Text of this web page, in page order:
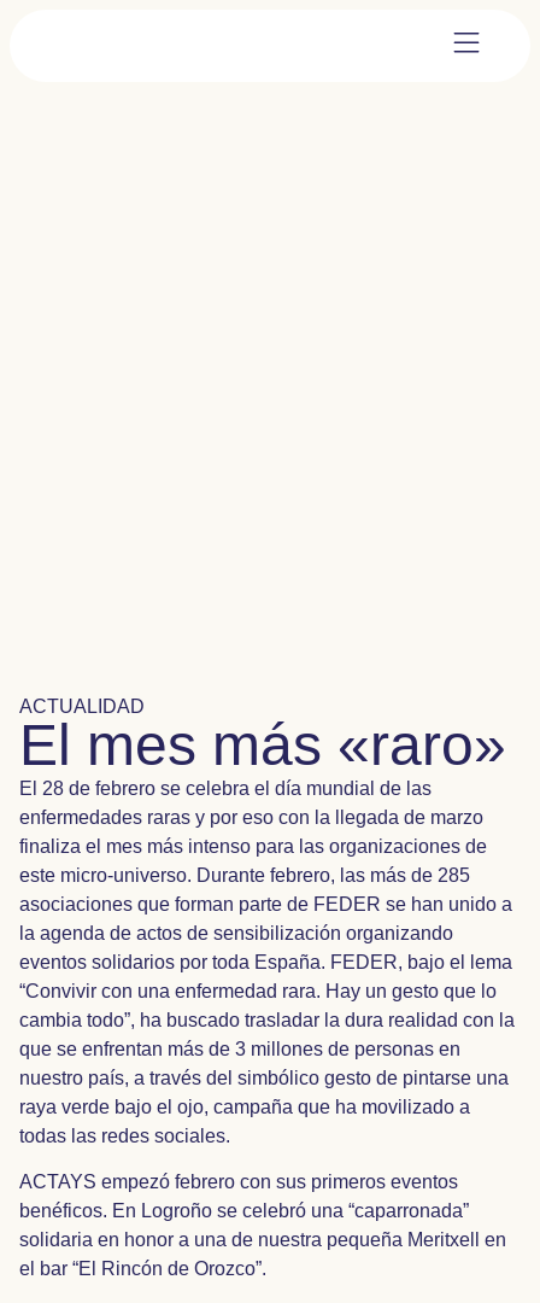
ACTUALIDAD
El mes más «raro»
El 28 de febrero se celebra el día mundial de las
enfermedades raras y por eso con la llegada de marzo
finaliza el mes más intenso para las organizaciones de
este micro-universo. Durante febrero, las más de 285
asociaciones que forman parte de FEDER se han unido a
la agenda de actos de sensibilización organizando
eventos solidarios por toda España. FEDER, bajo el lema
“Convivir con una enfermedad rara. Hay un gesto que lo
cambia todo”, ha buscado trasladar la dura realidad con la
que se enfrentan más de 3 millones de personas en
nuestro país, a través del simbólico gesto de pintarse una
raya verde bajo el ojo, campaña que ha movilizado a
todas las redes sociales.
ACTAYS empezó febrero con sus primeros eventos
benéficos. En Logroño se celebró una “caparronada”
solidaria en honor a una de nuestra pequeña Meritxell en
el bar “El Rincón de Orozco”.